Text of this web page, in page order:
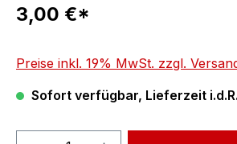
Regulärer Preis:
3,00 €*
Preise inkl. 19% MwSt. zzgl.
Sofort verfügbar, Lieferzeit